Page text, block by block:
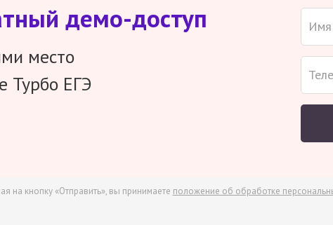
демо-доступ
место
Турбо ЕГЭ
на кнопку «Отправить», вы принимаете положение об обработке